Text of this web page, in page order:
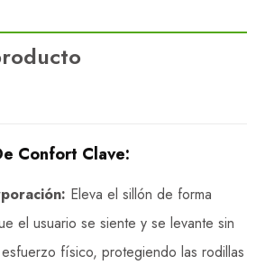
Confort Clave:
Eleva el sillón de forma
el usuario se siente y se levante sin
físico, protegiendo las rodillas